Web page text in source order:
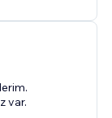
var.